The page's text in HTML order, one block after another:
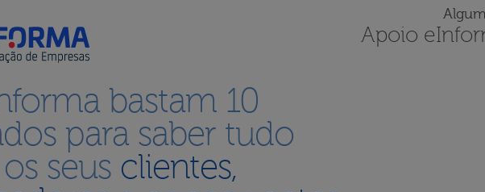
Apoio
bastam 10
para saber tudo
seus clientes,